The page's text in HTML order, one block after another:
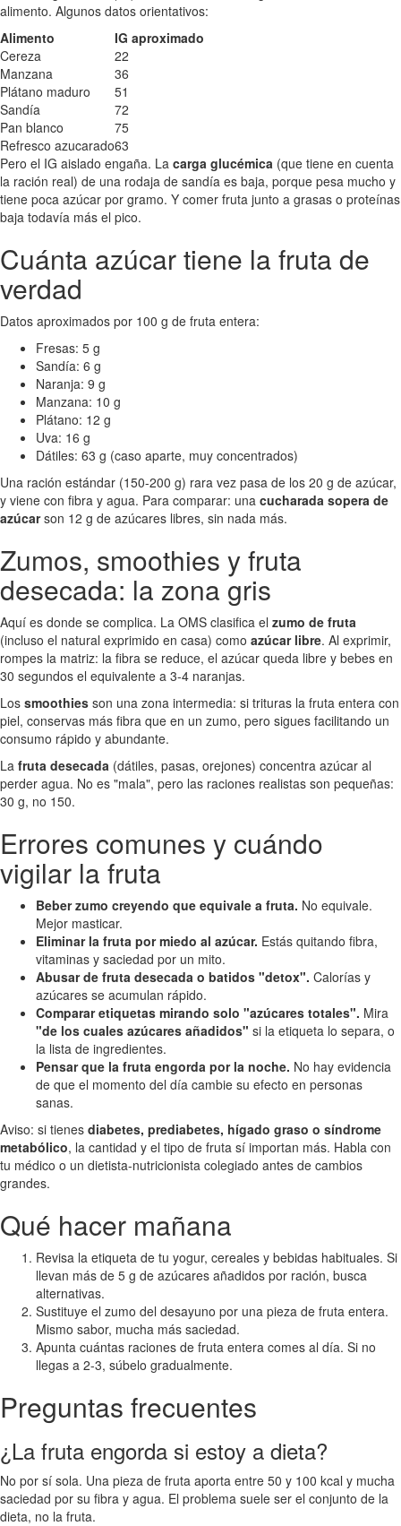
alimento. Algunos datos orientativos:
Alimento
IG aproximado
Cereza
22
Manzana
36
Plátano maduro
51
Sandía
72
Pan blanco
75
Refresco azucarado63
Pero el IG aislado engaña. La carga glucémica (que tiene en cuenta
la ración real) de una rodaja de sandía es baja, porque pesa mucho y
tiene poca azúcar por gramo. Y comer fruta junto a grasas o proteínas
baja todavía más el pico.
Cuánta azúcar tiene la fruta de
verdad
Datos aproximados por 100 g de fruta entera:
Fresas: 5 g
Sandía: 6 g
Naranja: 9 g
Manzana: 10 g
Plátano: 12 g
Uva: 16 g
Dátiles: 63 g (caso aparte, muy concentrados)
Una ración estándar (150-200 g) rara vez pasa de los 20 g de azúcar,
y viene con fibra y agua. Para comparar: una cucharada sopera de
azúcarson 12 g de azúcares libres, sin nada más.
Zumos, smoothies y fruta
desecada: la zona gris
Aquí es donde se complica. La OMS clasifica el zumo de fruta
(incluso el natural exprimido en casa) como azúcar libre. Al exprimir,
rompes la matriz: la fibra se reduce, el azúcar queda libre y bebes en
30 segundos el equivalente a 3-4 naranjas.
Los smoothies son una zona intermedia: si trituras la fruta entera con
piel, conservas más fibra que en un zumo, pero sigues facilitando un
consumo rápido y abundante.
La fruta desecada (dátiles, pasas, orejones) concentra azúcar al
perder agua. No es "mala", pero las raciones realistas son pequeñas:
30 g, no 150.
Errores comunes y cuándo
vigilar la fruta
Beber zumo creyendo que equivale a fruta. No equivale.
Mejor masticar.
Eliminar la fruta por miedo al azúcar. Estás quitando fibra,
vitaminas y saciedad por un mito.
Abusar de fruta desecada o batidos "detox". Calorías y
azúcares se acumulan rápido.
Comparar etiquetas mirando solo "azúcares totales". Mira
"de los cuales azúcares añadidos" si la etiqueta lo separa, o
la lista de ingredientes.
Pensar que la fruta engorda por la noche. No hay evidencia
de que el momento del día cambie su efecto en personas
sanas.
Aviso: si tienes diabetes, prediabetes, hígado graso o síndrome
metabólico, la cantidad y el tipo de fruta sí importan más. Habla con
tu médico o un dietista-nutricionista colegiado antes de cambios
grandes.
Qué hacer mañana
Revisa la etiqueta de tu yogur, cereales y bebidas habituales. Si
llevan más de 5 g de azúcares añadidos por ración, busca
alternativas.
Sustituye el zumo del desayuno por una pieza de fruta entera.
Mismo sabor, mucha más saciedad.
Apunta cuántas raciones de fruta entera comes al día. Si no
llegas a 2-3, súbelo gradualmente.
Preguntas frecuentes
¿La fruta engorda si estoy a dieta?
No por sí sola. Una pieza de fruta aporta entre 50 y 100 kcal y mucha
saciedad por su fibra y agua. El problema suele ser el conjunto de la
dieta, no la fruta.